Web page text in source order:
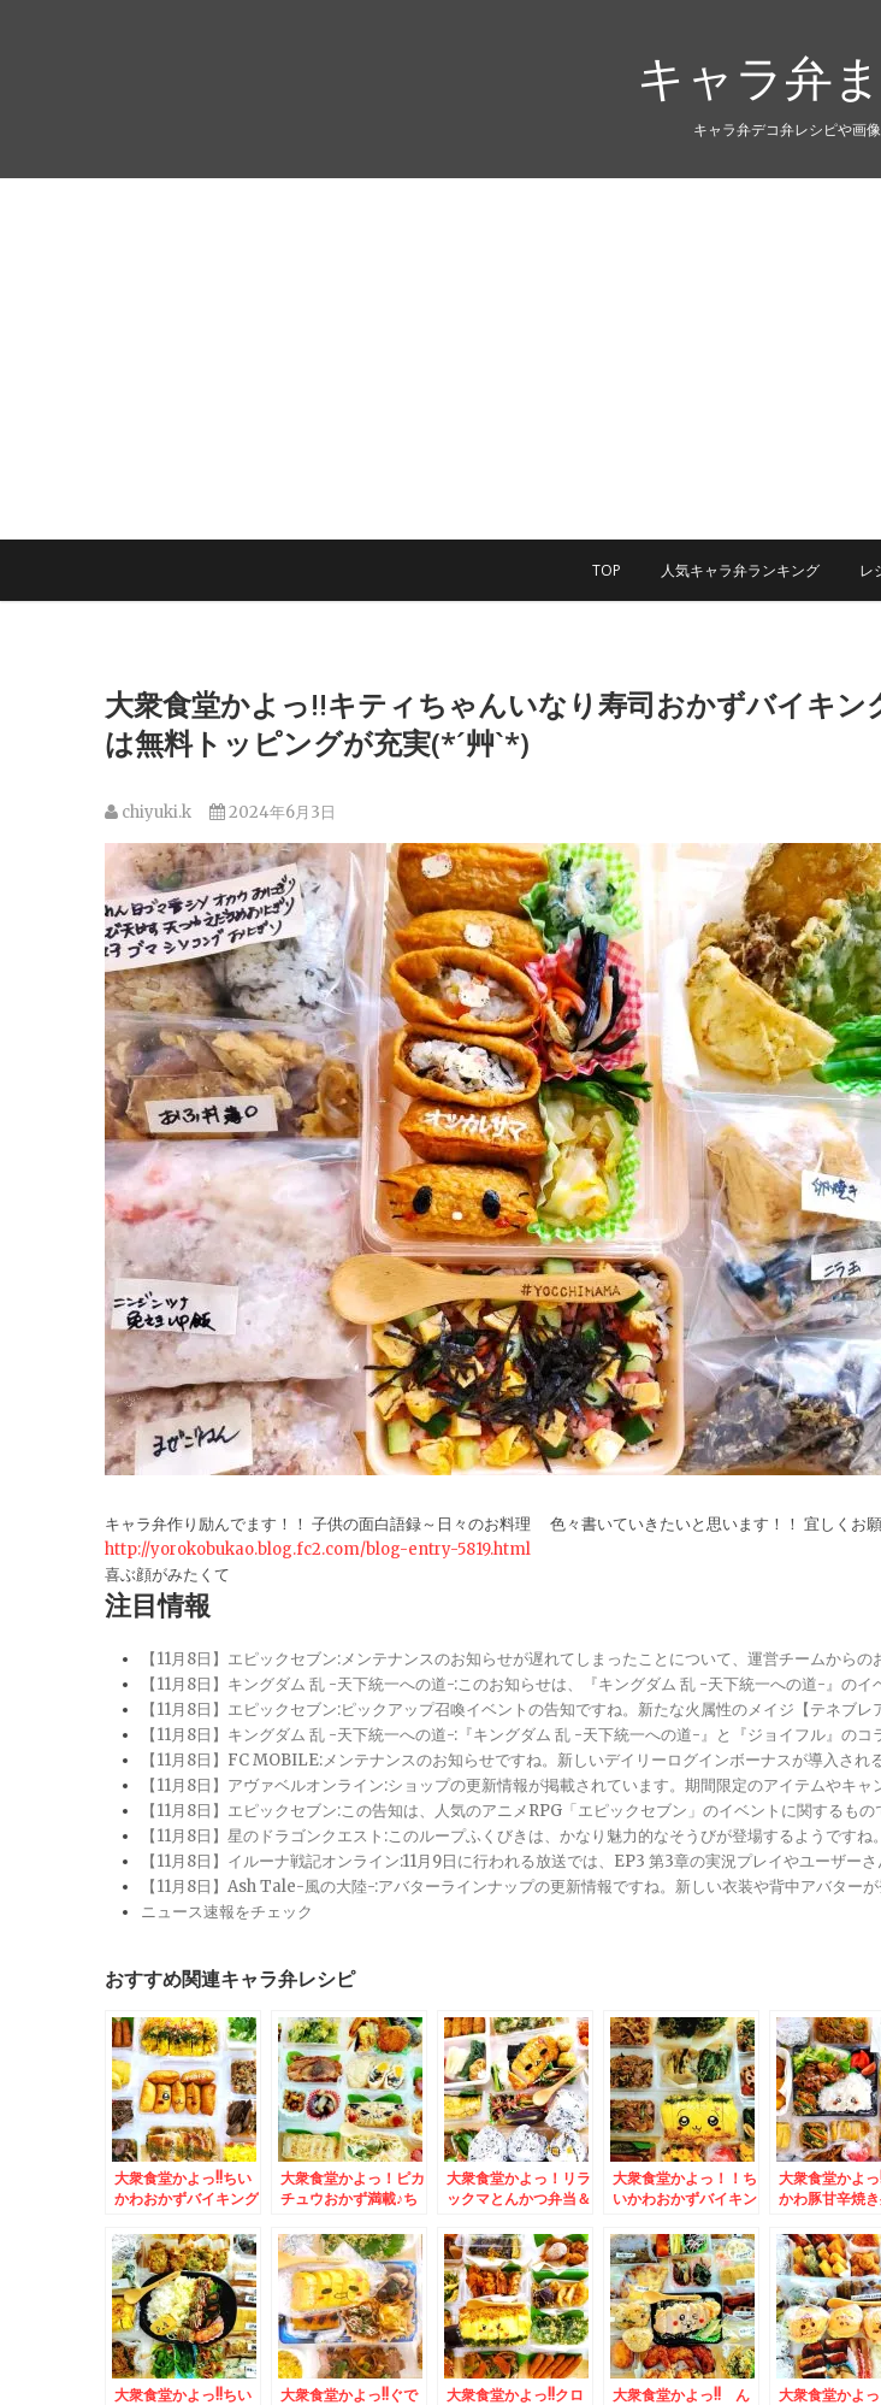
キャラ弁
キャラ弁デコ弁レシピや画
TOP 人気キャラ弁ランキング レ
大衆食堂かよっ!!キティちゃんいなり寿司おかずバイキ
は無料トッピングが充実(*´艸`*)
chiyuki.k 2024年6月3日
キャラ弁作り励んでます！！ 子供の面白語録～日々のお料理 色々書いていきたいと思います！！ 宜しくお願
http://yorokobukao.blog.fc2.com/blog-entry-5819.html
喜ぶ顔がみたくて
注目情報
【11月8日】エピックセブン:メンテナンスのお知らせが遅れてしまったことについて、運営チームからの
【11月8日】キングダム 乱 -天下統一への道-:このお知らせは、『キングダム 乱 -天下統一への道-』のイ
【11月8日】エピックセブン:ピックアップ召喚イベントの告知ですね。新たな火属性のメイジ【テネブレ
【11月8日】キングダム 乱 -天下統一への道-:『キングダム 乱 -天下統一への道-』と『ジョイフル』のコ
【11月8日】FC MOBILE:メンテナンスのお知らせですね。新しいデイリーログインボーナスが導入され
【11月8日】アヴァベルオンライン:ショップの更新情報が掲載されています。期間限定のアイテムやキャ
【11月8日】エピックセブン:この告知は、人気のアニメRPG「エピックセブン」のイベントに関するもの
【11月8日】星のドラゴンクエスト:このループふくびきは、かなり魅力的なそうびが登場するようですね
【11月8日】イルーナ戦記オンライン:11月9日に行われる放送では、EP3 第3章の実況プレイやユーザー
【11月8日】Ash Tale-風の大陸-:アバターラインナップの更新情報ですね。新しい衣装や背中アバター
ニュース速報をチェック
おすすめ関連キャラ弁レシピ
大衆食堂かよっ!!ちい
かわおかずバイキング
ン」さんの「海老ラー
メン」「味噌味」食べ
たよ～(*´艸`*)
大衆食堂かよっ！ピカ
チュウおかず満載♪ち
も♪＆道東の中札内村
「ファームレストラン
野島さんち」の「ポー
クジンジャーステー
キ」美味(*´艸`*)
大衆食堂かよっ！リラ
ックマとんかつ弁当＆
まんじゅう 梅屋」さ
んの「みそまんじゅ
う」と「蘭越米」の
「おにぎり」(*´艸`*)
大衆食堂かよっ！！ち
いかわおかずバイキン
千歳店さんの「野菜天
ぷら定食」と外せない
絶品「塩辛」店舗限定
(*´艸`*)
大衆食堂かよ
かわ豚甘辛焼
´艸`*)＆「路地
ーサムライ平
店」さんの「
り」「カキフ
ロッコリー、
(*´艸`*)
大衆食堂かよっ!!ちい
大衆食堂かよっ!!ぐで
大衆食堂かよっ!!クロ
大衆食堂かよっ!! ん
大衆食堂かよ